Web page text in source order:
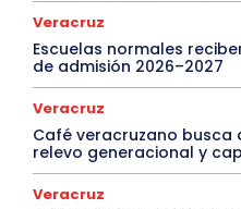
Veracruz
Escuelas normales
de admisión 2026–2027
Veracruz
Café veracruzano
relevo generacional y
Veracruz